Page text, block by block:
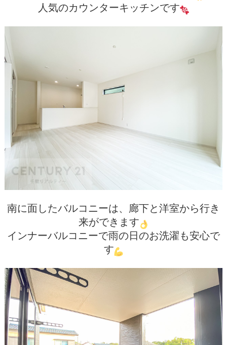
人気のカウンターキッチンです
南に面したバルコニーは、廊下と洋室から行き
来ができます
インナーバルコニーで雨の日のお洗濯も安心で
す